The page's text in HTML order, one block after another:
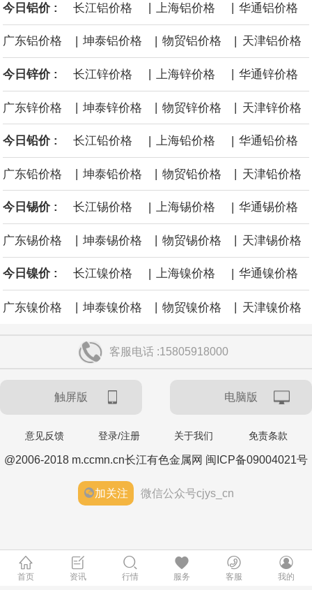
供支撑，同时投资者正等待美国非农就业数据，以寻找美国利率前
景的线索。StoneX高级分析师马特·辛普森表示，中东和平前景改善
令市场通胀预期下降，推动黄金价格从此前持续数周、位于4000美
元上方的盘整区间中进一步上涨。
必和必拓港口联合工会：必和必拓西澳大利亚铁矿石业务的工人已
通知，将于8月9日实施24小时停工。
今日铝价 : 长江铝价格 上海铝价格 华通铝价格
广东铝价格 | 坤泰铝价格 | 物贸铝价格 | 天津铝价格
今日锌价 : 长江锌价格 上海锌价格 华通锌价格
广东锌价格 | 坤泰锌价格 | 物贸锌价格 | 天津锌价格
今日铅价 : 长江铅价格 | 上海铅价格 | 华通铅价格
广东铅价格 坤泰铅价格 物贸铅价格 天津铅价格
今日锡价 : 长江锡价格 | 上海锡价格 | 华通锡价格
广东锡价格 坤泰锡价格 物贸锡价格 天津锡价格
今日镍价 : 长江镍价格 | 上海镍价格 | 华通镍价格
广东镍价格 | 坤泰镍价格 | 物贸镍价格 | 天津镍价格
客服电话 :15805918000
触屏版 电脑版
意见反馈 登录/注册 关于我们 免责条款
@2006-2018 m.ccmn.cn长江有色金属网 闽ICP备09004021号
加关注 微信公众号cjys_cn
首页 资讯 行情 服务 客服 我的